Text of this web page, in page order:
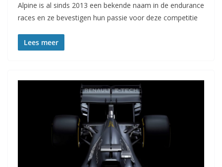
Alpine is al sinds 2013 een bekende naam in de endurance
races en ze bevestigen hun passie voor deze competitie
Lees meer